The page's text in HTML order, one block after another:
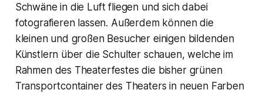
Schwäne in die Luft fliegen und sich dabei
fotografieren lassen. Außerdem können die
kleinen und großen Besucher einigen bildenden
Künstlern über die Schulter schauen, welche im
Rahmen des Theaterfestes die bisher grünen
Transportcontainer des Theaters in neuen Farben